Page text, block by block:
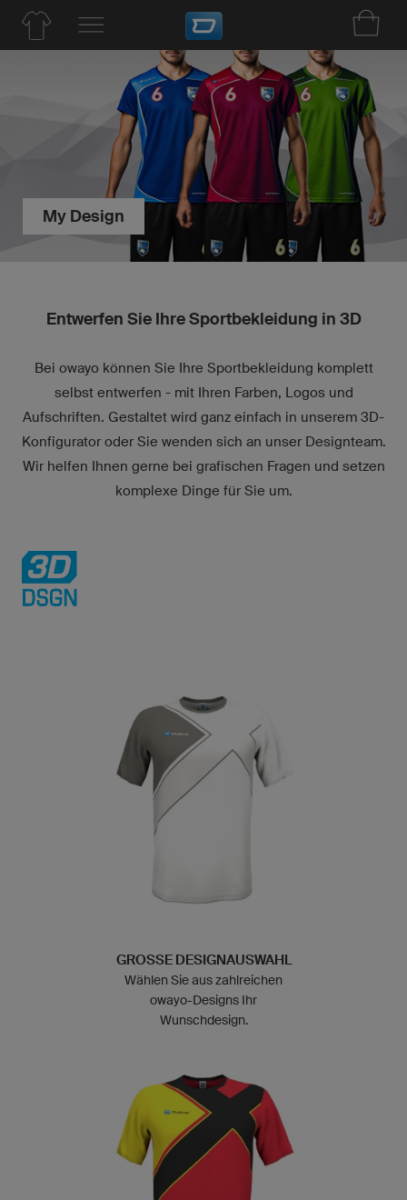
My Design
Entwerfen Sie Ihre Sportbekleidung in 3D
Bei owayo können Sie Ihre Sportbekleidung komplett
selbst entwerfen - mit Ihren Farben, Logos und
Aufschriften. Gestaltet wird ganz einfach in unserem 3D-
Konfigurator oder Sie wenden sich an unser Designteam.
Wir helfen Ihnen gerne bei grafischen Fragen und setzen
komplexe Dinge für Sie um.
GROSSE DESIGNAUSWAHL
Wählen Sie aus zahlreichen
owayo-Designs Ihr
Wunschdesign.